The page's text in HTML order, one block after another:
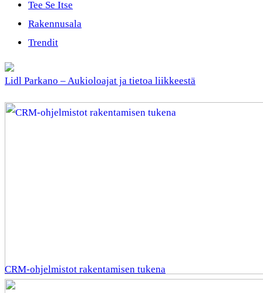
Tee Se Itse
Rakennusala
Trendit
Lidl Parkano – Aukioloajat ja tietoa liikkeestä
CRM-ohjelmistot rakentamisen tukena